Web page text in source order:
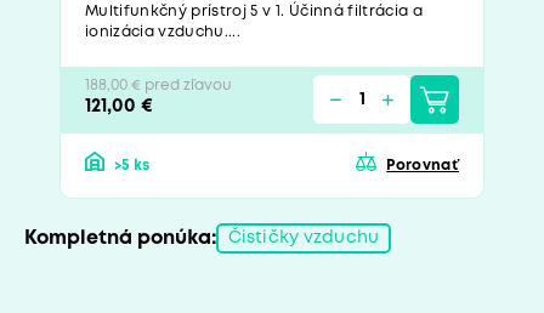
Multifunkčný prístroj 5 v 1. Účinná filtrácia a
ionizácia vzduchu....
188,00 € pred zľavou
121,00 €
>5 ks Porovnať
Kompletná ponúka: Čističky vzduchu